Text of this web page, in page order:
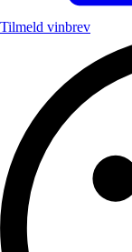
Tilmeld vinbrev